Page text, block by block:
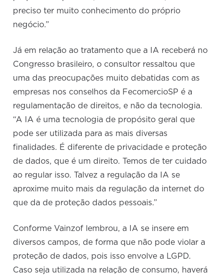
preciso ter muito conhecimento do próprio
negócio.”
Já em relação ao tratamento que a IA receberá no
Congresso brasileiro, o consultor ressaltou que
uma das preocupações muito debatidas com as
empresas nos conselhos da FecomercioSP é a
regulamentação de direitos, e não da tecnologia.
“A IA é uma tecnologia de propósito geral que
pode ser utilizada para as mais diversas
finalidades. É diferente de privacidade e proteção
de dados, que é um direito. Temos de ter cuidado
ao regular isso. Talvez a regulação da IA se
aproxime muito mais da regulação da internet do
que da de proteção dados pessoais.”
Conforme Vainzof lembrou, a IA se insere em
diversos campos, de forma que não pode violar a
proteção de dados, pois isso envolve a LGPD.
Caso seja utilizada na relação de consumo, haverá